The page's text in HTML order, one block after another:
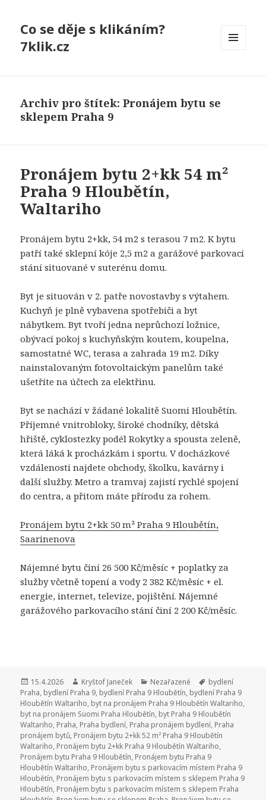
Co se děje s klikáním?
7klik.cz
Archiv pro štítek: Pronájem bytu se
sklepem Praha 9
Pronájem bytu 2+kk 54 m²
Praha 9 Hloubětín,
Waltariho
Pronájem bytu 2+kk, 54 m2 s terasou 7 m2. K bytu
patří také sklepní kóje 2,5 m2 a garážové parkovací
stání situované v suterénu domu.
Byt je situován v 2. patře novostavby s výtahem.
Kuchyň je plně vybavena spotřebiči a byt
nábytkem. Byt tvoří jedna neprůchozí ložnice,
obývací pokoj s kuchyňským koutem, koupelna,
samostatné WC, terasa a zahrada 19 m2. Díky
nainstalovaným fotovoltaickým panelům také
ušetříte na účtech za elektřinu.
Byt se nachází v žádané lokalitě Suomi Hloubětín.
Příjemné vnitrobloky, široké chodníky, dětská
hřiště, cyklostezky podél Rokytky a spousta zeleně,
která láká k procházkám i sportu. V docházkové
vzdálenosti najdete obchody, školku, kavárny i
další služby. Metro a tramvaj zajistí rychlé spojení
do centra, a přitom máte přírodu za rohem.
Pronájem bytu 2+kk 50 m² Praha 9 Hloubětín,
Saarinenova
Nájemné bytu činí 26 500 Kč/měsíc + poplatky za
služby včetně topení a vody 2 382 Kč/měsíc + el.
energie, internet, televize, pojištění. Nájemné
garážového parkovacího stání činí 2 200 Kč/měsíc.
Publikováno:
15.4.2026 Autor:
Kryštof Janeček Rubriky:
Nezařazené Štítky:
bydlení
Praha, bydlení Praha 9, bydlení Praha 9 Hloubětín, bydlení Praha 9
Hloubětín Waltariho, byt na pronájem Praha 9 Hloubětín Waltariho,
byt na pronájem Suomi Praha Hloubětín, byt Praha 9 Hloubětín
Waltariho, Praha, Praha bydlení, Praha pronájem bydlení, Praha
pronájem bytů, Pronájem bytu 2+kk 52 m² Praha 9 Hloubětín
Waltariho, Pronájem bytu 2+kk Praha 9 Hloubětín Waltariho,
Pronájem bytu Praha 9 Hloubětín, Pronájem bytu Praha 9
Hloubětín Waltariho, Pronájem bytu s parkovacím místem Praha 9
Hloubětín, Pronájem bytu s parkovacím místem s sklepem Praha 9
Hloubětín, Pronájem bytu s parkovacím místem s sklepem Praha